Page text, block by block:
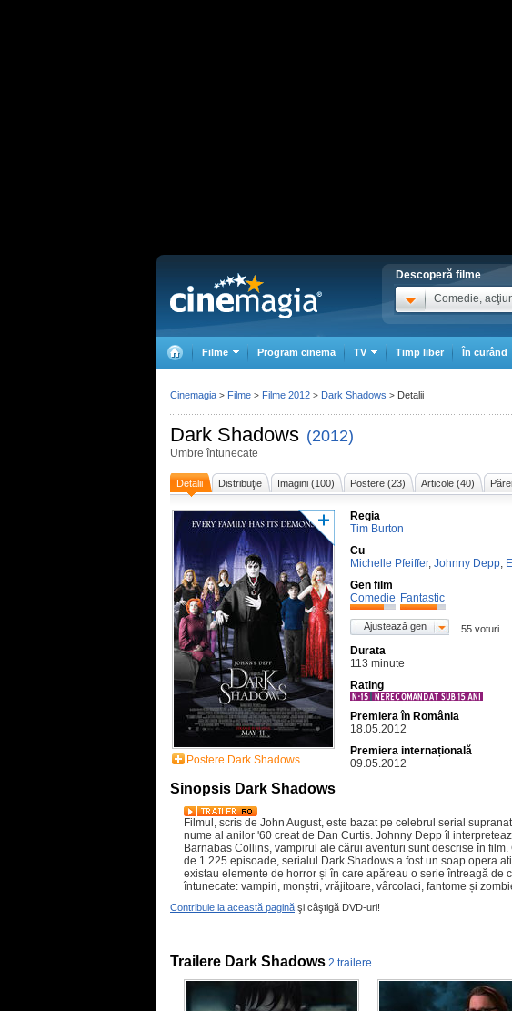
Descoperă filme
Comedie,
Filme Program cinema TV Timp liber În curând
Dark Shadows (2012)
Umbre întunecate
Detalii Distribuţie Imagini (100) Postere (23) Articole (40)
Postere Dark Shadows
Regia
Tim Burton
Cu
Michelle Pfeiffer, Johnny Depp,
Gen film
Comedie Fantastic
Ajustează gen 55 voturi
Durata
113 minute
Rating
Premiera în România
18.05.2012
Premiera internațională
09.05.2012
Sinopsis Dark Shadows
Filmul, scris de John August, este bazat pe celebrul serial
nume al anilor '60 creat de Dan Curtis. Johnny Depp îl
Barnabas Collins, vampirul ale cărui aventuri sunt descrise în film.
de 1.225 episoade, serialul Dark Shadows a fost un soap opera
existau elemente de horror și în care apăreau o serie întreagă de
întunecate: vampiri, monștri, vrăjitoare, vârcolaci, fantome și
Contribuie la această pagină şi câştigă DVD-uri!
Trailere Dark Shadows 2 trailere
Cinemagia > Filme > Filme 2012 > Dark Shadows > Detalii